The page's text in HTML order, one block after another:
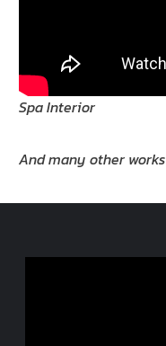
Spa Interior
And many other works